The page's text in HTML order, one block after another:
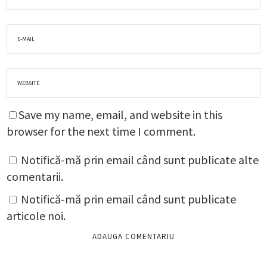
Save my name, email, and website in this
browser for the next time I comment.
Notifică-mă prin email când sunt publicate alte
comentarii.
Notifică-mă prin email când sunt publicate
articole noi.